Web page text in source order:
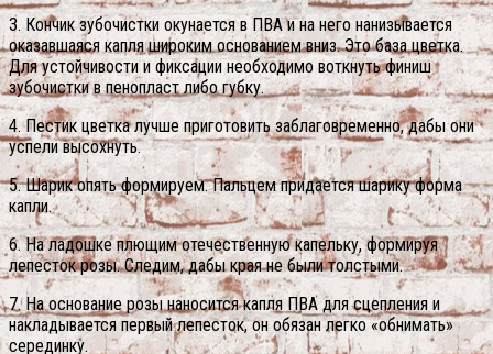
3. Кончик зубочистки окунается в ПВА и на него нанизывается
оказавшаяся капля широким основанием вниз. Это база цветка.
Для устойчивости и фиксации необходимо воткнуть финиш
зубочистки в пенопласт либо губку.
4. Пестик цветка лучше приготовить заблаговременно, дабы они
успели высохнуть.
5. Шарик опять формируем. Пальцем придается шарику форма
капли.
6. На ладошке плющим отечественную капельку, формируя
лепесток розы. Следим, дабы края не были толстыми.
7. На основание розы наносится капля ПВА для сцепления и
накладывается первый лепесток, он обязан легко «обнимать»
серединку.